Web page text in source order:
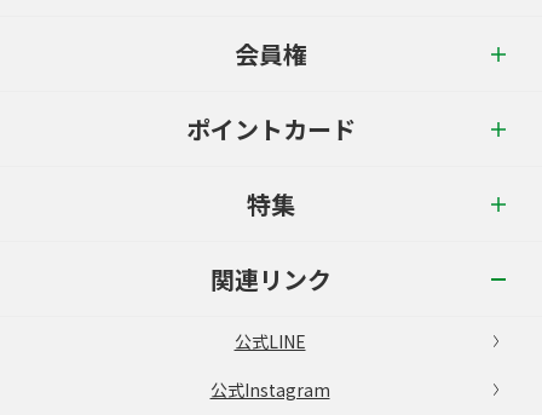
会員権
ポイントカード
特集
関連リンク
公式LINE
公式Instagram